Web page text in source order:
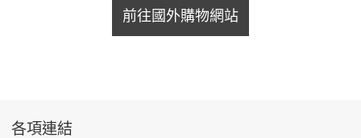
前往國外購物網站
各項連結